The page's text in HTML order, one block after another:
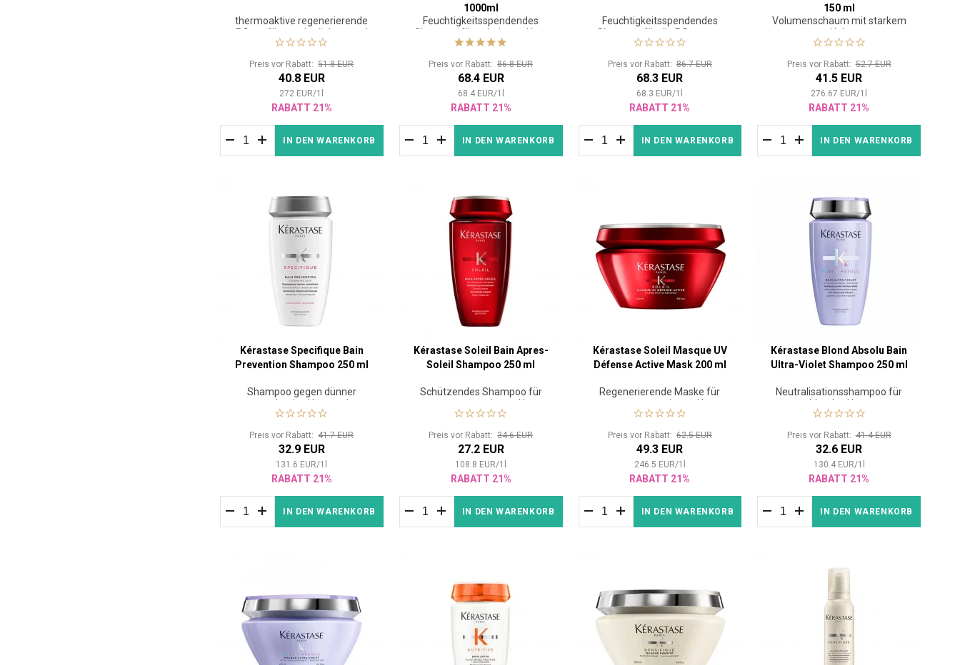
thermoaktive regenerierende
Pflege für geschwächtes und
geschädigtes Haar
Preis vor Rabatt:51.8 EUR
40.8 EUR
272 EUR/1
RABATT 21%
IN DEN WARENKORB
1000ml
Feuchtigkeitsspendendes
Shampoo für coloriertes Haar
Preis vor Rabatt:86.8 EUR
68.4 EUR
68.4 EUR/1
RABATT 21%
IN DEN WARENKORB
Feuchtigkeitsspendendes
Shampoo für die Pflege von
blondem Haar
Preis vor Rabatt: 86.7 EUR
68.3 EUR
68.3 EUR/1
RABATT 21%
IN DEN WARENKORB
150 ml
Volumenschaum mit starkem
Halt
Preis vor Rabatt:52.7 EUR
41.5 EUR
276.67 EUR/1
RABATT 21%
IN DEN WARENKORB
Kérastase Specifique Bain
Prevention Shampoo 250 ml
Shampoo gegen dünner
werdendes Haar und
Haarausfall
Preis vor Rabatt:41.7 EUR
32.9 EUR
131.6 EUR/1
RABATT 21%
IN DEN WARENKORB
Kérastase Soleil Bain Apres-
Soleil Shampoo 250 ml
Schützendes Shampoo für
sonnenstrapaziertes Haar
Preis vor Rabatt:34.6 EUR
27.2 EUR
108.8 EUR/1
RABATT 21%
IN DEN WARENKORB
Kérastase Soleil Masque UV
Défense Active Mask 200 ml
Regenerierende Maske für
sonnenstrapaziertes Haar
Preis vor Rabatt: 62.5 EUR
49.3 EUR
246.5 EUR/1
RABATT 21%
IN DEN WARENKORB
Kérastase Blond Absolu Bain
Ultra-Violet Shampoo 250 ml
Neutralisationsshampoo für
blondes Haar
Preis vor Rabatt:41.4 EUR
32.6 EUR
130.4 EUR/1
RABATT 21%
IN DEN WARENKORB